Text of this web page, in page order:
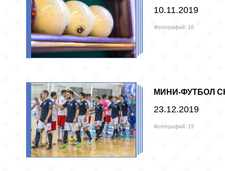
10.11.2019
Фотографий: 16
МИНИ-ФУТБОЛ
23.12.2019
Фотографий: 19